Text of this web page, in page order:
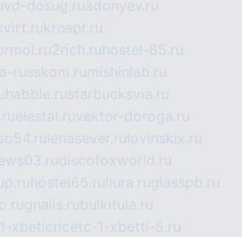
vd-dosug.ruadonyev.ru
krospr.ru
2rich.ru hostel-65.ru
russkom.ru mishinlab.ru
habble.rustarbucksvia.ru
elestal.ruvektor-doroga.ru
lenasever.ru lovinskix.ru
discofoxworld.ru
hostel65.ru liura.ruglasspb.ru
gnalis.rubulkitula.ru
1-xbeticricetc-1-xbetti-5.ru